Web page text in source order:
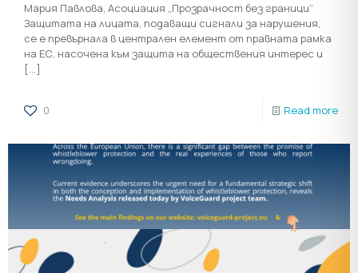
Мария Павлова, Асоциация „Прозрачност без граници“
Защитата на лицата, подаващи сигнали за нарушения,
се е превърнала в централен елемент от правната рамка
на ЕС, насочена към защита на обществения интерес и
[…]
0 Read more